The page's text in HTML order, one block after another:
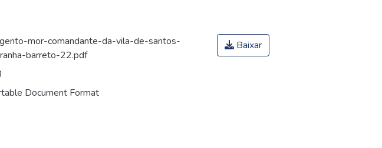
mor-comandante-da-vila-de-santos-
barreto-22.pdf
Document Format
Baixar